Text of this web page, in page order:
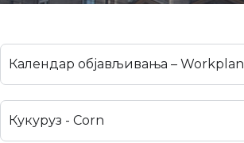
Календар објављивања – Workplan
Кукуруз - Corn